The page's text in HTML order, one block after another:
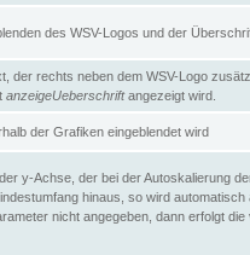
des WSV-Logos und der
der rechts neben dem WSV-Logo
anzeigeUeberschriftangezeigt wird.
der Grafiken eingeblendet wird
y-Achse, der bei der Autoskalierung
hinaus, so wird
nicht angegeben, dann erfolgt